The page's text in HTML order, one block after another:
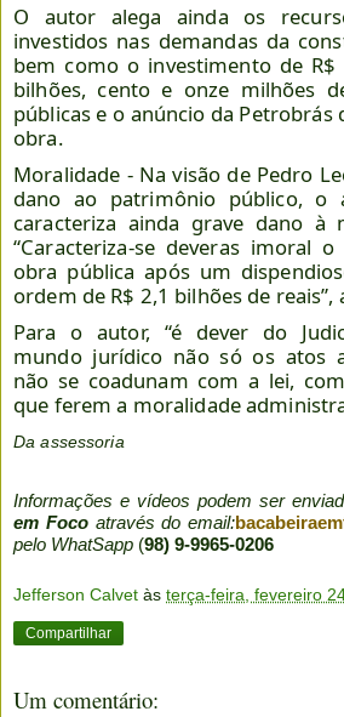
O autor alega ainda os
investidos nas demandas da
bem como o investimento de
bilhões, cento e onze milhões
públicas e o anúncio da Petrobrás
obra.
Moralidade - Na visão de Pedro
dano ao patrimônio público, o
caracteriza ainda grave dano à
“Caracteriza-se deveras imoral
obra pública após um
ordem de R$ 2,1 bilhões de reais”,
Para o autor, “é dever do
mundo jurídico não só os atos
não se coadunam com a lei,
que ferem a moralidade
Da assessoria
Informações e vídeos podem ser
em Focoatravés do email:
pelo WhatSapp (98) 9-9965-0206
Jefferson Calvet às terça-feira, fevereiro
Compartilhar
Um comentário: